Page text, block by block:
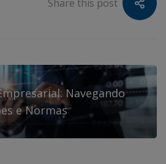
Share this post
Navegando
e Normas